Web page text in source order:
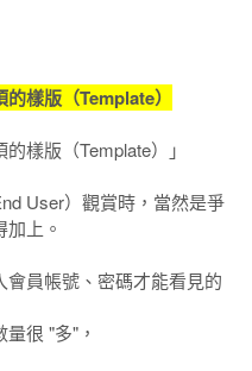
樣版（Template）
樣版（Template）」
User）觀賞時，當然是爭
上。
員帳號、密碼才能看見的
很 "多"，